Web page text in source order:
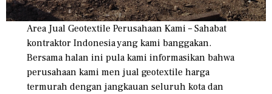
Area Jual Geotextile Perusahaan Kami – Sahabat
kontraktor Indonesia yang kami banggakan.
Bersama halan ini pula kami informasikan bahwa
perusahaan kami men jual geotextile harga
termurah dengan jangkauan seluruh kota dan